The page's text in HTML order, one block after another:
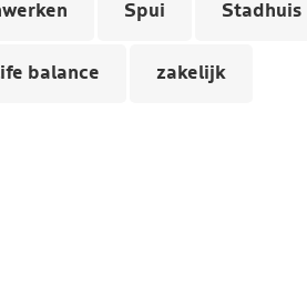
Spui Stadhuis
balance zakelijk